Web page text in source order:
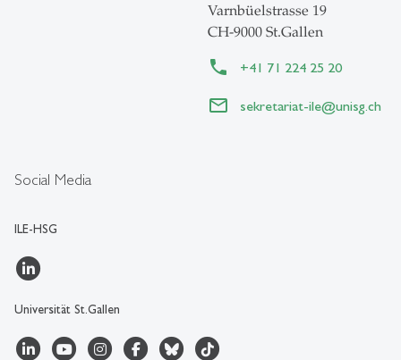
Social Media
ILE-HSG
Universität St.Gallen
Varnbüelstrasse 19
CH-9000 St.Gallen
+41 71 224 25 20
sekretariat-ile@unisg.ch